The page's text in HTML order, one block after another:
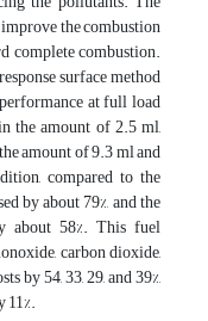
the combustion
complete combustion.
surface method
at full load
the amount of 2.5 ml,
amount of 9.3 ml and
compared to the
by about 79%, and the
about 58%. This fuel
carbon dioxide,
by 54, 33, 29, and 39%,